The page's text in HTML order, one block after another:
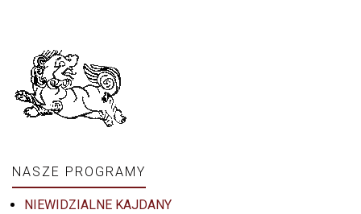
NASZE PROGRAMY
NIEWIDZIALNE KAJDANY